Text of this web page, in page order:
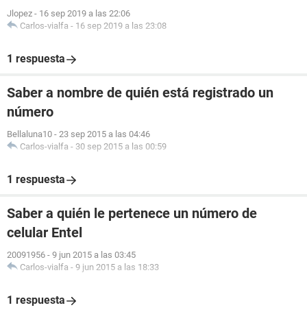
Jlopez - 16 sep 2019 a las 22:06
Carlos-vialfa - 16 sep 2019 a las 23:08
1 respuesta
Saber a nombre de quién está registrado un
número
Bellaluna10 - 23 sep 2015 a las 04:46
Carlos-vialfa - 30 sep 2015 a las 00:59
1 respuesta
Saber a quién le pertenece un número de
celular Entel
20091956 - 9 jun 2015 a las 03:45
Carlos-vialfa - 9 jun 2015 a las 18:33
1 respuesta